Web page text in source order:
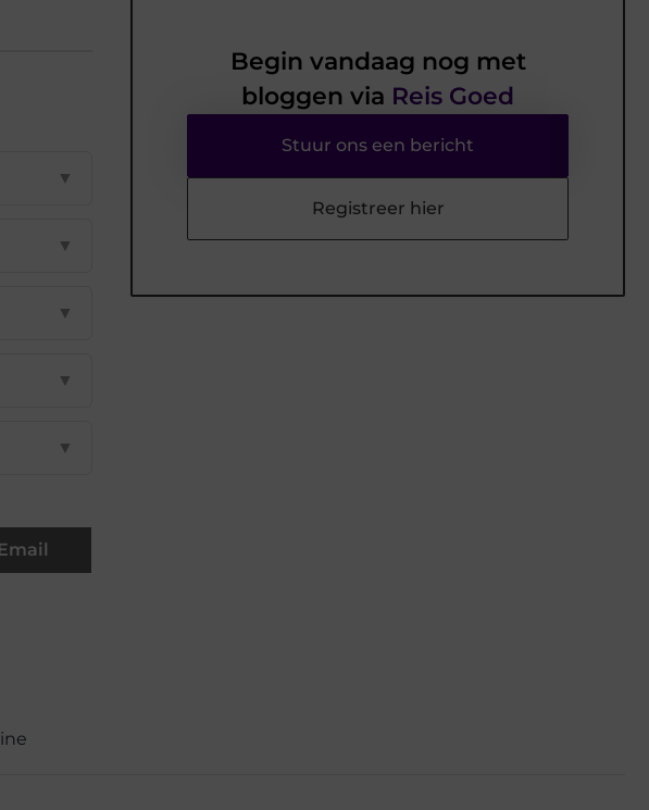
▼
▼
▼
▼
▼
Email
Begin vandaag nog met
bloggen via Reis Goed
Stuur ons een bericht
Registreer hier